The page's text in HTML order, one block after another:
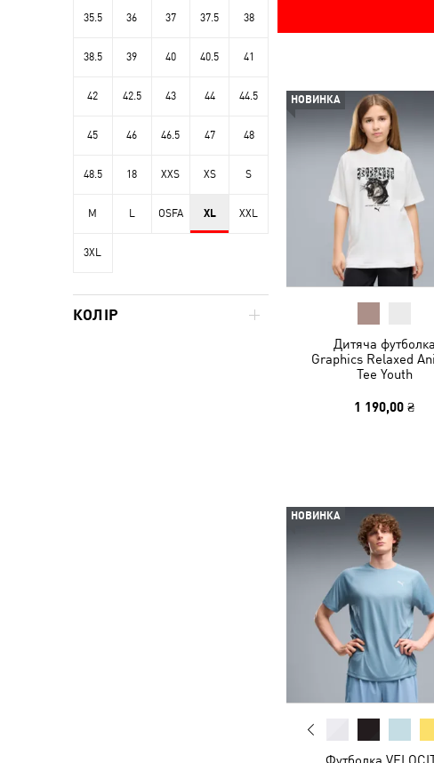
НОВИНКА
Дитяча футболка
Graphics Relaxed
Tee Youth
1 190,00 ₴
НОВИНКА
Футболка
35.5 36 37 37.5 38
38.5 39 40 40.5 41
42 42.5 43 44 44.5
45 46 46.5 47 48
48.5 18 XXS XS S
M L OSFA XL XXL
3XL
КОЛІР